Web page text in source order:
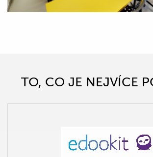
TO, CO JE NEJVÍCE